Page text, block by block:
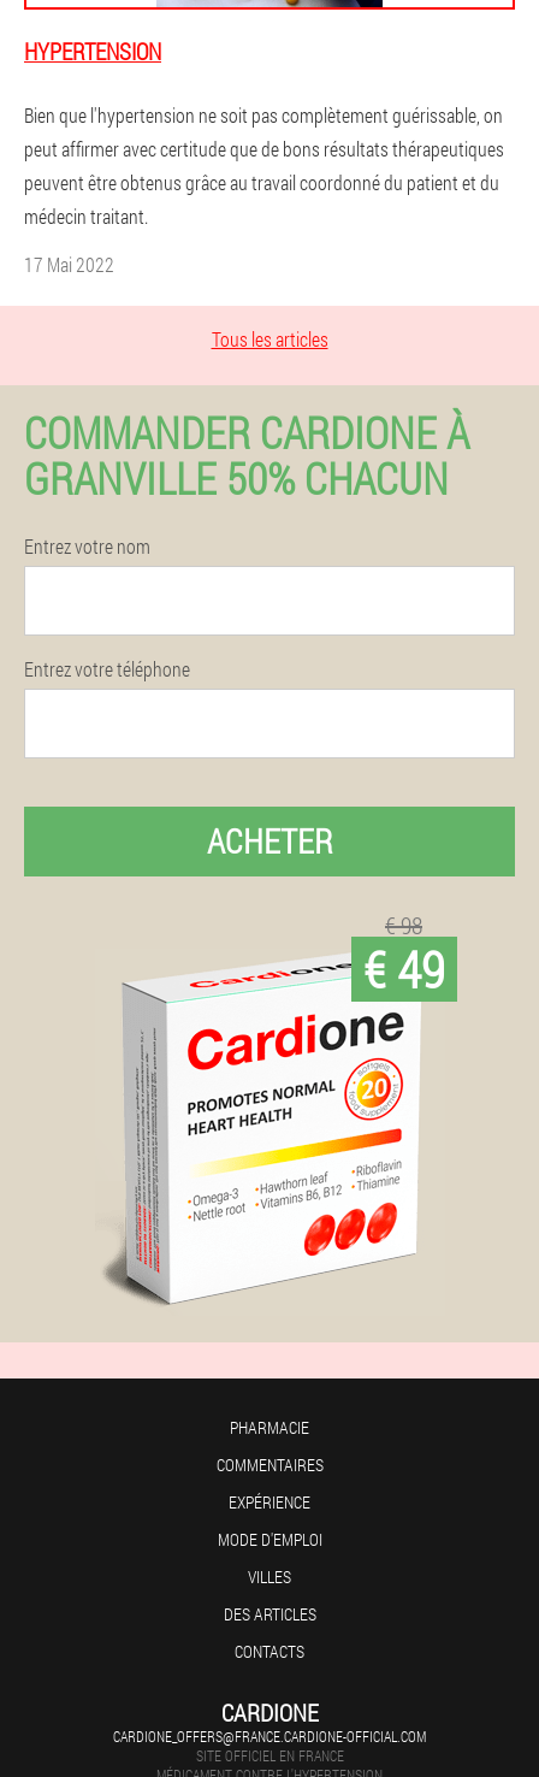
HYPERTENSION
Bien que l'hypertension ne soit pas complètement guérissable, on
peut affirmer avec certitude que de bons résultats thérapeutiques
peuvent être obtenus grâce au travail coordonné du patient et du
médecin traitant.
17 Mai 2022
Tous les articles
COMMANDER CARDIONE À
GRANVILLE 50% CHACUN
Entrez votre nom
Entrez votre téléphone
ACHETER
€ 98
€ 49
PHARMACIE
COMMENTAIRES
EXPÉRIENCE
MODE D'EMPLOI
VILLES
DES ARTICLES
CONTACTS
CARDIONE
CARDIONE_OFFERS@FRANCE.CARDIONE-OFFICIAL.COM
SITE OFFICIEL EN FRANCE